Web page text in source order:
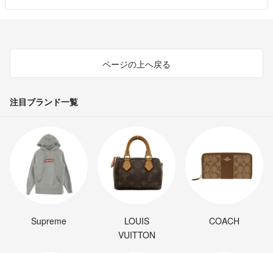
ページの上へ戻る
注目ブランド一覧
Supreme
LOUIS
VUITTON
COACH